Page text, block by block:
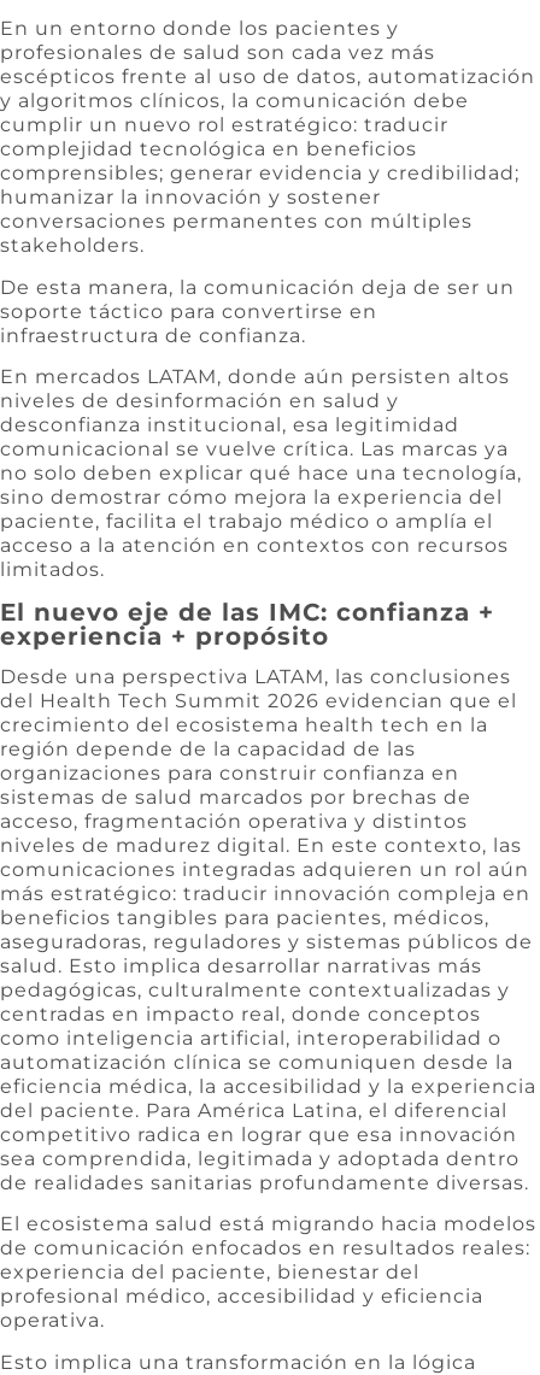
En un entorno donde los pacientes y
profesionales de salud son cada vez más
escépticos frente al uso de datos, automatización
y algoritmos clínicos, la comunicación debe
cumplir un nuevo rol estratégico: traducir
complejidad tecnológica en beneficios
comprensibles; generar evidencia y credibilidad;
humanizar la innovación y sostener
conversaciones permanentes con múltiples
stakeholders.
De esta manera, la comunicación deja de ser un
soporte táctico para convertirse en
infraestructura de confianza.
En mercados LATAM, donde aún persisten altos
niveles de desinformación en salud y
desconfianza institucional, esa legitimidad
comunicacional se vuelve crítica. Las marcas ya
no solo deben explicar qué hace una tecnología,
sino demostrar cómo mejora la experiencia del
paciente, facilita el trabajo médico o amplía el
acceso a la atención en contextos con recursos
limitados.
El nuevo eje de las IMC: confianza +
experiencia + propósito
Desde una perspectiva LATAM, las conclusiones
del Health Tech Summit 2026 evidencian que el
crecimiento del ecosistema health tech en la
región depende de la capacidad de las
organizaciones para construir confianza en
sistemas de salud marcados por brechas de
acceso, fragmentación operativa y distintos
niveles de madurez digital. En este contexto, las
comunicaciones integradas adquieren un rol aún
más estratégico: traducir innovación compleja en
beneficios tangibles para pacientes, médicos,
aseguradoras, reguladores y sistemas públicos de
salud. Esto implica desarrollar narrativas más
pedagógicas, culturalmente contextualizadas y
centradas en impacto real, donde conceptos
como inteligencia artificial, interoperabilidad o
automatización clínica se comuniquen desde la
eficiencia médica, la accesibilidad y la experiencia
del paciente. Para América Latina, el diferencial
competitivo radica en lograr que esa innovación
sea comprendida, legitimada y adoptada dentro
de realidades sanitarias profundamente diversas.
El ecosistema salud está migrando hacia modelos
de comunicación enfocados en resultados reales:
experiencia del paciente, bienestar del
profesional médico, accesibilidad y eficiencia
operativa.
Esto implica una transformación en la lógica